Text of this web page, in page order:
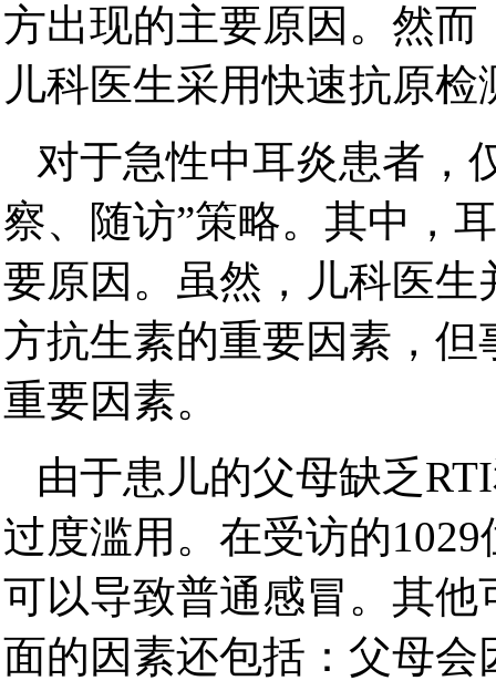
方出现的主要原因。然而
儿科医生采用快速抗原
对于急性中耳炎患者，
察、随访”策略。其中，
要原因。虽然，儿科医
方抗生素的重要因素，
重要因素。
由于患儿的父母缺乏
过度滥用。在受访的
可以导致普通感冒。其
面的因素还包括：父母